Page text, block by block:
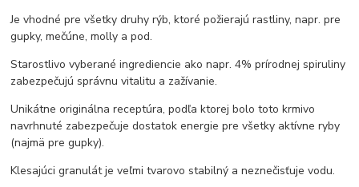
Je vhodné pre všetky druhy rýb, ktoré požierajú rastliny, napr. pre
gupky, mečúne, molly a pod.
Starostlivo vyberané ingrediencie ako napr. 4% prírodnej spiruliny
zabezpečujú správnu vitalitu a zažívanie.
Unikátne originálna receptúra, podľa ktorej bolo toto krmivo
navrhnuté zabezpečuje dostatok energie pre všetky aktívne ryby
(najmä pre gupky).
Klesajúci granulát je veľmi tvarovo stabilný a neznečisťuje vodu.